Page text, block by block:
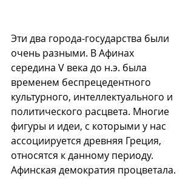
Эти два города-государства были
очень разными. В Афинах
середина V века до н.э. была
временем беспрецедентного
культурного, интеллектуального и
политического расцвета. Многие
фигуры и идеи, с которыми у нас
ассоциируется древняя Греция,
относятся к данному периоду.
Афинская демократия процветала.